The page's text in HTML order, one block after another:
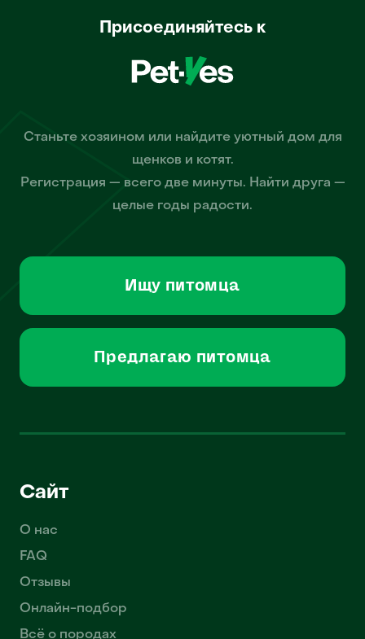
Присоединяйтесь к
Станьте хозяином или найдите уютный дом для
щенков и котят.
Регистрация — всего две минуты. Найти друга —
целые годы радости.
Ищу питомца
Предлагаю питомца
Сайт
О нас
FAQ
Отзывы
Онлайн-подбор
Всё о породах